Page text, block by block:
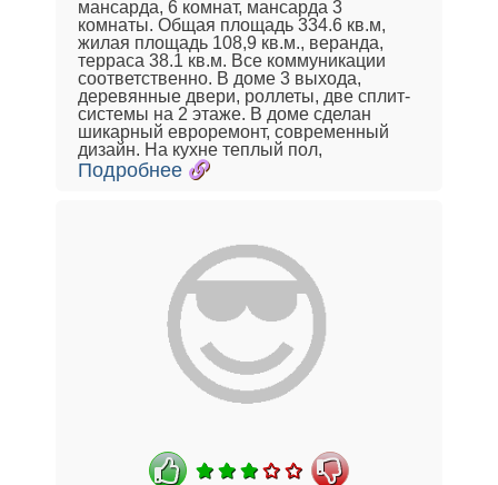
мансарда, 6 комнат, мансарда 3
комнаты. Общая площадь 334.6 кв.м,
жилая площадь 108,9 кв.м., веранда,
терраса 38.1 кв.м. Все коммуникации
соответственно. В доме 3 выхода,
деревянные двери, роллеты, две сплит-
системы на 2 этаже. В доме сделан
шикарный евроремонт, современный
дизайн. На кухне теплый пол,
Подробнее